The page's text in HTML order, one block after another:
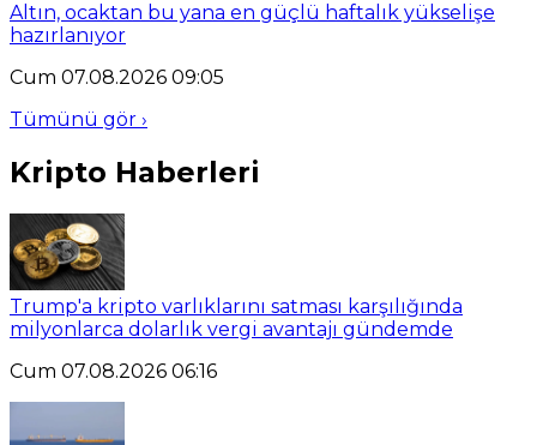
Altın, ocaktan bu yana en güçlü haftalık yükselişe
hazırlanıyor
Cum 07.08.2026 09:05
Tümünü gör ›
Kripto Haberleri
Trump'a kripto varlıklarını satması karşılığında
milyonlarca dolarlık vergi avantajı gündemde
Cum 07.08.2026 06:16